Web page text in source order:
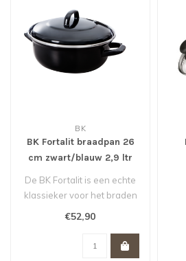
BK
BK Fortalit braadpan 26
cm zwart/blauw 2,9 ltr
De BK Fortalit is een echte
klassieker voor het braden
en sudderen! Het geëmail..
€52,90